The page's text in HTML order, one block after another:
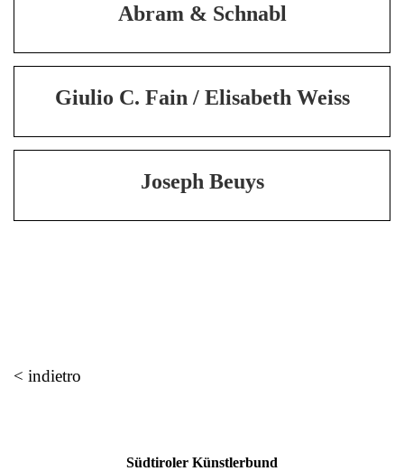
Abram & Schnabl
Giulio C. Fain / Elisabeth Weiss
Joseph Beuys
< indietro
Südtiroler Künstlerbund